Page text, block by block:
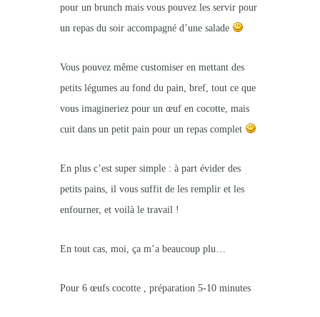
pour un brunch mais vous pouvez les servir pour
un repas du soir accompagné d’une salade
Vous pouvez même customiser en mettant des
petits légumes au fond du pain, bref, tout ce que
vous imagineriez pour un œuf en cocotte, mais
cuit dans un petit pain pour un repas complet
En plus c’est super simple : à part évider des
petits pains, il vous suffit de les remplir et les
enfourner, et voilà le travail !
En tout cas, moi, ça m’a beaucoup plu…
Pour 6 œufs cocotte , préparation 5-10 minutes